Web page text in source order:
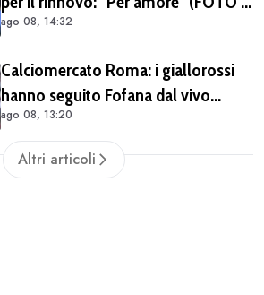
VIDEO)
ago 08, 14:32
Calciomercato Roma: i giallorossi
hanno seguito Fofana dal vivo
almeno in due occasioni. Costa
40/45 milioni
ago 08, 13:20
Altri articoli